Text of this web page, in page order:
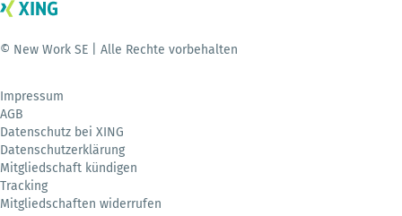
© New Work SE | Alle Rechte vorbehalten
Impressum
AGB
Datenschutz bei XING
Datenschutzerklärung
Mitgliedschaft kündigen
Tracking
Mitgliedschaften widerrufen